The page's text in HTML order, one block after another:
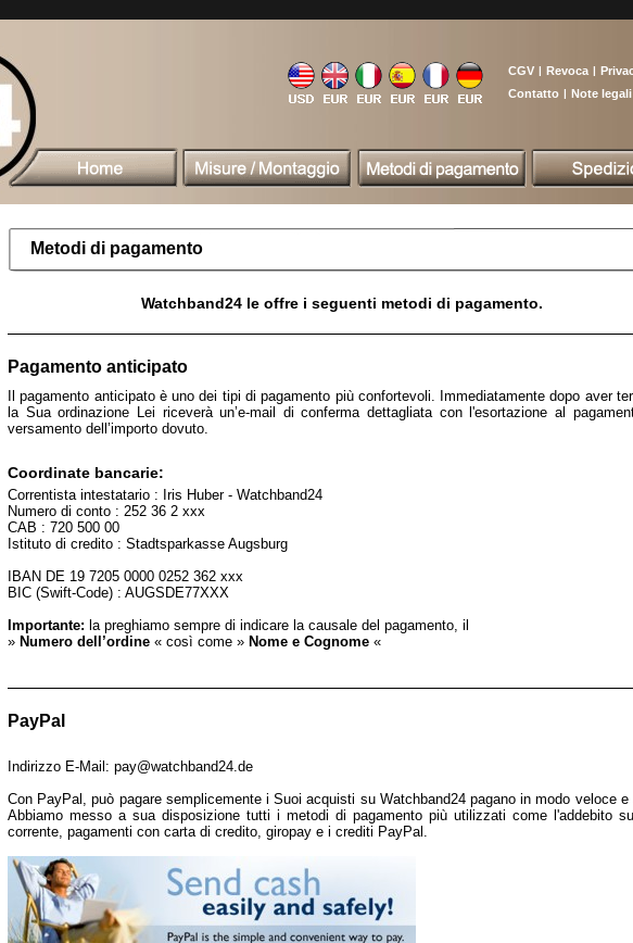
CGV | Revoca |
Contatto | Note legali
Metodi di pagamento
Watchband24 le offre i seguenti metodi di pagamento.
Pagamento anticipato
Il pagamento anticipato è uno dei tipi di pagamento più confortevoli. Immediatamente dopo aver
la Sua ordinazione Lei riceverà un’e-mail di conferma dettagliata con l'esortazione al
versamento dell’importo dovuto.
Coordinate bancarie:
Correntista intestatario : Iris Huber - Watchband24
Numero di conto : 252 36 2 xxx
CAB : 720 500 00
Istituto di credito : Stadtsparkasse Augsburg
IBAN DE 19 7205 0000 0252 362 xxx
BIC (Swift-Code) : AUGSDE77XXX
Importante: la preghiamo sempre di indicare la causale del pagamento, il
» Numero dell’ordine « così come » Nome e Cognome «
PayPal
Indirizzo E-Mail: pay@watchband24.de
Con PayPal, può pagare semplicemente i Suoi acquisti su Watchband24 pagano in modo veloce e
Abbiamo messo a sua disposizione tutti i metodi di pagamento più utilizzati come l'addebito
corrente, pagamenti con carta di credito, giropay e i crediti PayPal.